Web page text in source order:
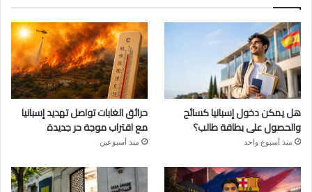
هل يمكن دخول إسبانيا كسائح
والحصول على بطاقة طالب؟
منذ أسبوع واحد
حرائق الغابات تواصل تهديد إسبانيا
مع اقتراب موجة حر جديدة
منذ أسبوعين